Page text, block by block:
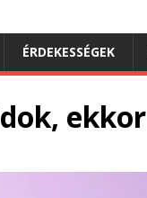
ÉRDEKESSÉGEK
ekkor